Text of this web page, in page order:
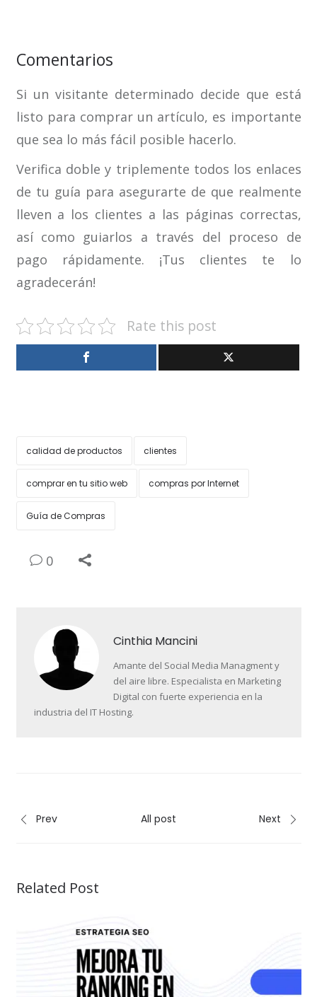
Comentarios
Si un visitante determinado decide que está
listo para comprar un artículo, es importante
que sea lo más fácil posible hacerlo.
Verifica doble y triplemente todos los enlaces
de tu guía para asegurarte de que realmente
lleven a los clientes a las páginas correctas,
así como guiarlos a través del proceso de
pago rápidamente. ¡Tus clientes te lo
agradecerán!
Rate this post
calidad de productos clientes
comprar en tu sitio web compras por Internet
Guía de Compras
0
Cinthia Mancini
Amante del Social Media Managment y
del aire libre. Especialista en Marketing
Digital con fuerte experiencia en la
industria del IT Hosting.
Prev All post Next
Related Post